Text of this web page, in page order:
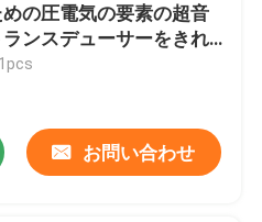
の圧電気の要素の超音
ンスデューサーをきれ
ROSH
お問い合わせ